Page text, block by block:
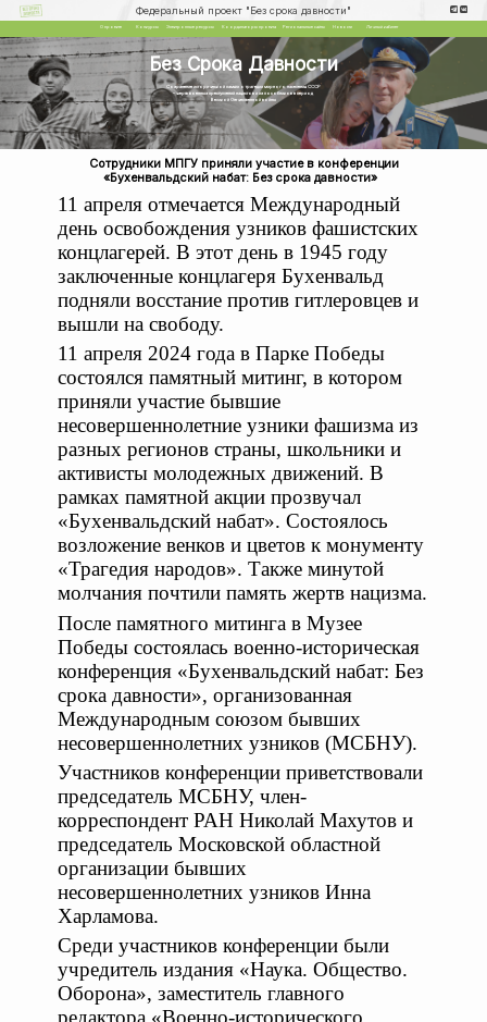
Федеральный проект "Без срока давности"
О проекте Конкурсы Электронные ресурсы Координаторы проекта Региональные сайты Новости Личный кабинет
Без Срока Давности
Сохранение исторической памяти о трагедии мирного населения СССР
– жертв военных преступлений нацистов и их пособников в период
Великой Отечественной войны
Сотрудники МПГУ приняли участие в конференции
«Бухенвальдский набат: Без срока давности»
11 апреля отмечается Международный
день освобождения узников фашистских
концлагерей. В этот день в 1945 году
заключенные концлагеря Бухенвальд
подняли восстание против гитлеровцев и
вышли на свободу.
11 апреля 2024 года в Парке Победы
состоялся памятный митинг, в котором
приняли участие бывшие
несовершеннолетние узники фашизма из
разных регионов страны, школьники и
активисты молодежных движений. В
рамках памятной акции прозвучал
«Бухенвальдский набат». Состоялось
возложение венков и цветов к монументу
«Трагедия народов». Также минутой
молчания почтили память жертв нацизма.
После памятного митинга в Музее
Победы состоялась военно-историческая
конференция «Бухенвальдский набат: Без
срока давности», организованная
Международным союзом бывших
несовершеннолетних узников (МСБНУ).
Участников конференции приветствовали
председатель МСБНУ, член-
корреспондент РАН Николай Махутов и
председатель Московской областной
организации бывших
несовершеннолетних узников Инна
Харламова.
Среди участников конференции были
учредитель издания «Наука. Общество.
Оборона», заместитель главного